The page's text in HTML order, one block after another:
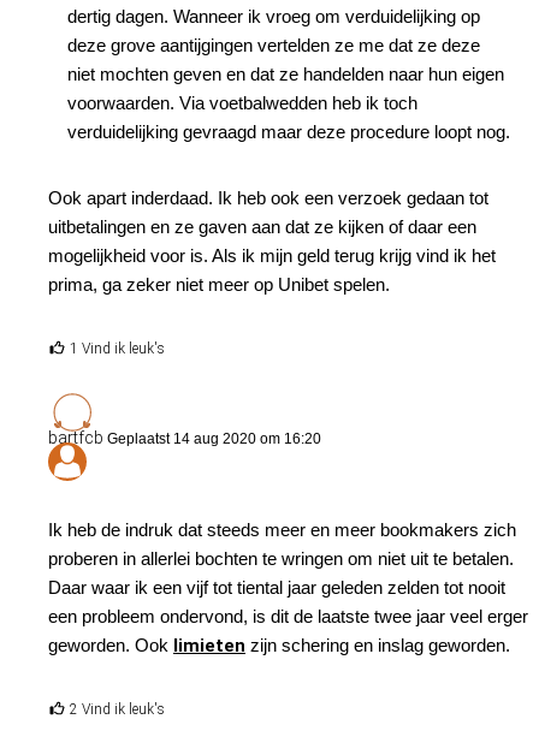
dertig dagen. Wanneer ik vroeg om verduidelijking op
deze grove aantijgingen vertelden ze me dat ze deze
niet mochten geven en dat ze handelden naar hun eigen
voorwaarden. Via voetbalwedden heb ik toch
verduidelijking gevraagd maar deze procedure loopt nog.
Ook apart inderdaad. Ik heb ook een verzoek gedaan tot
uitbetalingen en ze gaven aan dat ze kijken of daar een
mogelijkheid voor is. Als ik mijn geld terug krijg vind ik het
prima, ga zeker niet meer op Unibet spelen.
1 Vind ik leuk's
bartfcb Geplaatst 14 aug 2020 om 16:20
Ik heb de indruk dat steeds meer en meer bookmakers zich
proberen in allerlei bochten te wringen om niet uit te betalen.
Daar waar ik een vijf tot tiental jaar geleden zelden tot nooit
een probleem ondervond, is dit de laatste twee jaar veel erger
geworden. Ook limieten zijn schering en inslag geworden.
2 Vind ik leuk's